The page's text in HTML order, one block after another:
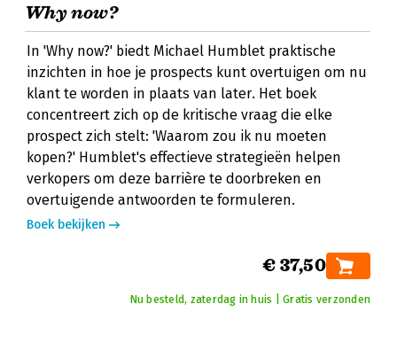
Why now?
In 'Why now?' biedt Michael Humblet praktische
inzichten in hoe je prospects kunt overtuigen om nu
klant te worden in plaats van later. Het boek
concentreert zich op de kritische vraag die elke
prospect zich stelt: 'Waarom zou ik nu moeten
kopen?' Humblet's effectieve strategieën helpen
verkopers om deze barrière te doorbreken en
overtuigende antwoorden te formuleren.
Boek bekijken
€ 37,50
Nu besteld, zaterdag in huis | Gratis verzonden